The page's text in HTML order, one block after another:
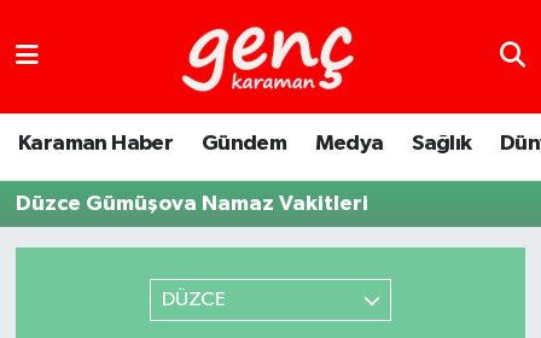
Karaman Haber Gündem Medya Sağlık
Düzce Gümüşova Namaz Vakitleri
DÜZCE